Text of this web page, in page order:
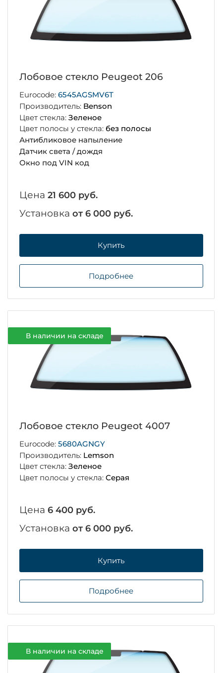
Лобовое стекло Peugeot 206
Eurocode: 6545AGSMV6T
Производитель: Benson
Цвет стекла: Зеленое
Цвет полосы у стекла: без полосы
Антибликовое напыление
Датчик света / дождя
Окно под VIN код
Цена 21 600 руб.
Установка от 6 000 руб.
Купить
Подробнее
В наличии на складе
Лобовое стекло Peugeot 4007
Eurocode: 5680AGNGY
Производитель: Lemson
Цвет стекла: Зеленое
Цвет полосы у стекла: Серая
Цена 6 400 руб.
Установка от 6 000 руб.
Купить
Подробнее
В наличии на складе